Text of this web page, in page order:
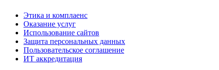
Этика и комплаенс
Оказание услуг
Использование сайтов
Защита персональных данных
Пользовательское соглашение
ИТ аккредитация